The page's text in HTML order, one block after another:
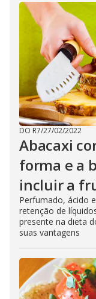
DO R7/27/02/2022
Abacaxi
forma e a
incluir a
Perfumado, ácido
retenção de
presente na dieta
suas vantagens